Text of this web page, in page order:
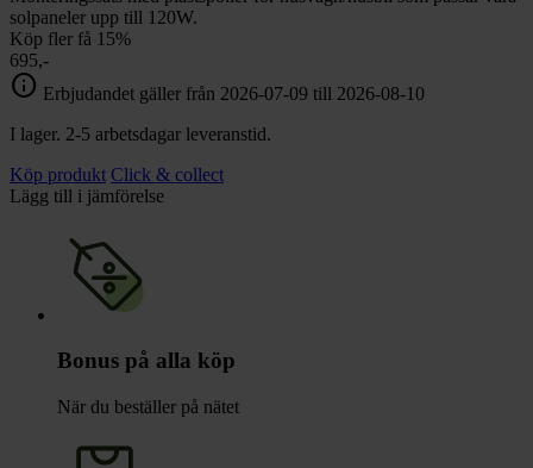
solpaneler upp till 120W.
Köp fler få 15%
695,-
info Erbjudandet gäller från 2026-07-09 till 2026-08-10
I lager. 2-5 arbetsdagar leveranstid.
Köp produkt Click & collect
Lägg till i jämförelse
Bonus på alla köp
När du beställer på nätet